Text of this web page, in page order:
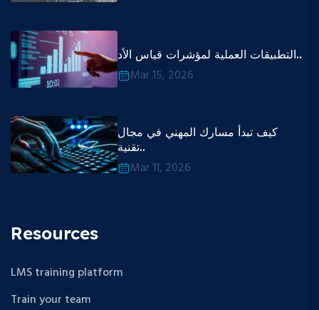
التطبيقات العملية لمؤشرات قياس الأد..
Mar 15, 2026
كيف تبدأ مسارك المهني في مجال
تقنية..
Mar 11, 2026
Resources
LMS training platform
Train your team